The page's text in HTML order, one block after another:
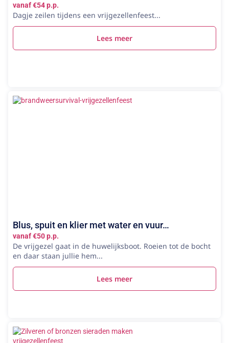
vanaf €54 p.p.
Dagje zeilen tijdens een vrijgezellenfeest...
Lees meer
Blus, spuit en klier met water en vuur…
vanaf €50 p.p.
De vrijgezel gaat in de huwelijksboot. Roeien tot de bocht
en daar staan jullie hem...
Lees meer